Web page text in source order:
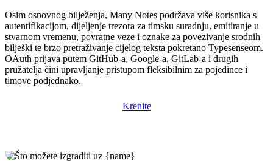
Osim osnovnog bilježenja, Many Notes podržava više korisnika s
autentifikacijom, dijeljenje trezora za timsku suradnju, emitiranje u
stvarnom vremenu, povratne veze i oznake za povezivanje srodnih
bilješki te brzo pretraživanje cijelog teksta pokretano Typesenseom.
OAuth prijava putem GitHub-a, Google-a, GitLab-a i drugih
pružatelja čini upravljanje pristupom fleksibilnim za pojedince i
timove podjednako.
Krenite